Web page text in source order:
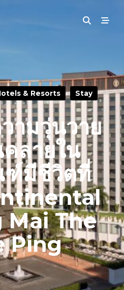
& Resorts Stay
ามวุ่นวาย
ลายใน
มีชีวิตที่
Mai The
Ping